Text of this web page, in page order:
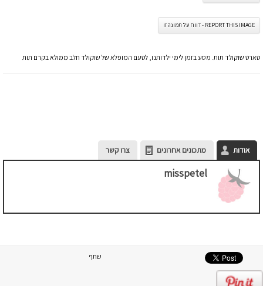
REPORT THIS IMAGE - דווח על תמונה זו
טארט שוקולד תות. מסע בזמן לימי ילדותנו, לטעם המופלא של שוקולד חלב ממולא בקרם תות
אודות מתכונים אחרונים צרו קשר
misspetel
שתף